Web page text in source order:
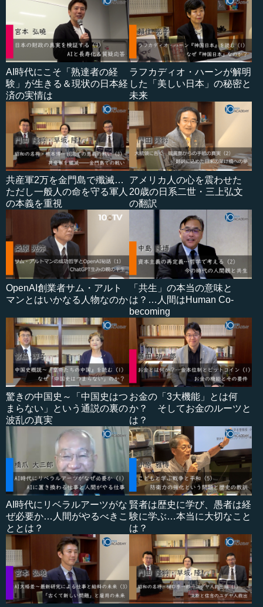
AI時代にこそ「熟達者の経
験」が生きる＆現状の日本経
済の実情は
ラフカディオ・ハーンが解明
した「美しい日本」の秘密と
未来
共産軍2万を金門島で殲滅…
ただし一般人の命を守る軍人
の本義を重視
アメリカ人の心を震わせた
20歳の日系二世・三上弘文
の翻訳
OpenAI創業者サム・アルト
マンとはいかなる人物なのか
「共生」の本当の意味と
は？…人間はHuman Co-
becoming
驚きの中国史～「中国史はつ
まらない」という通説の裏の
波乱の真実
お金の「3大機能」とは何
か？ そしてお金のルーツと
は？
AI時代にリベラルアーツがな
ぜ必要か…人間がやるべきこ
ととは？
賢者は歴史に学び、愚者は経
験に学ぶ…本当に大切なこと
は？